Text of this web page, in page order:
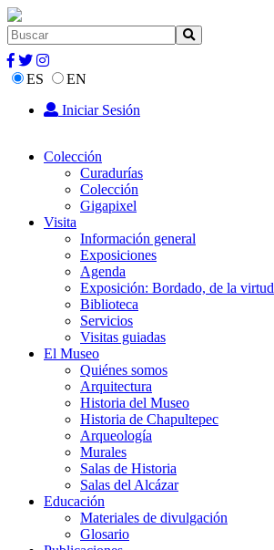
ES
EN
Iniciar Sesión
Colección
Curadurías
Colección
Gigapixel
Visita
Información general
Exposiciones
Agenda
Exposición: Bordado, de la virtud
Biblioteca
Servicios
Visitas guiadas
El Museo
Quiénes somos
Arquitectura
Historia del Museo
Historia de Chapultepec
Arqueología
Murales
Salas de Historia
Salas del Alcázar
Educación
Materiales de divulgación
Glosario